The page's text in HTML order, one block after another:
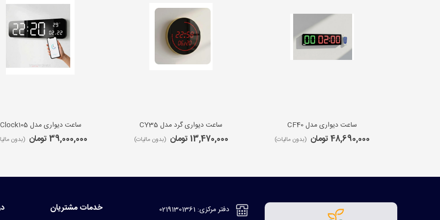
ساعت دیواری مدل CF40
48,690,000 تومان (بدون مالیات)
ساعت دیواری گرد مدل CY35
13,470,000 تومان (بدون مالیات)
ساعت دیواری مدل iClock105
39,000,000 تومان (بدون
دفتر مرکزی: 02191301361 خدمات مشتریان